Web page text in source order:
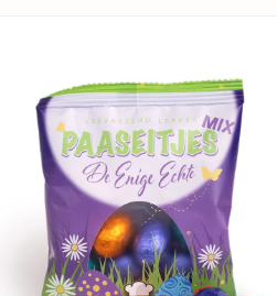
op kantoor of op de